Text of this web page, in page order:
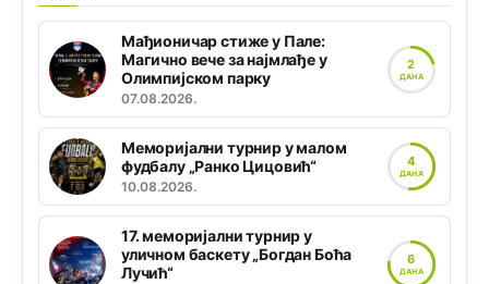
Мађионичар стиже у Пале:
Магично вече за најмлађе у
Олимпијском парку
07.08.2026.
2
ДАНА
Меморијални турнир у малом
фудбалу „Ранко Цицовић“
10.08.2026.
4
ДАНА
17. меморијални турнир у
уличном баскету „Богдан Боћа
Лучић“
6
ДАНА